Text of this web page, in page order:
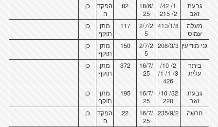
גבעת
זאב
1/ 42/
2/ 215
18/6/
25
82
הפקד
ה
כן
מעלה
עמוס
413/1/8
2/7/2
5
117
מתן
תוקף
כן
גני מודיעין 208/3/3
2/7/2
5
150
מתן
תוקף
כן
ביתר
עלית
2/ 10/
3/ 1/ 1/
426
16/7/
25
372
מתן
תוקף
כן
גבעת
זאב
32/ 10/
220
16/7/
25
195
מתן
תוקף
כן
חרשה 235/9/2
16/7/
25
22
הפקד
ה
כן